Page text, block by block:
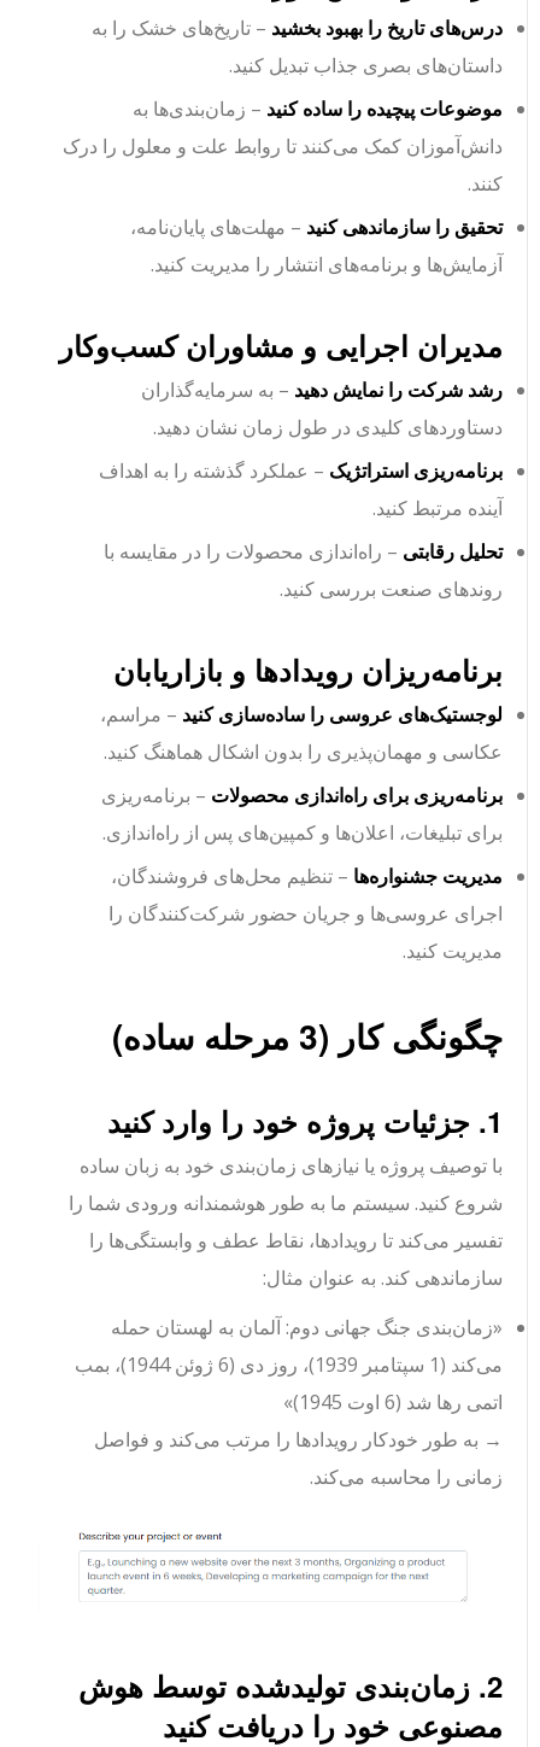
درس‌های تاریخ را بهبود بخشید– تاریخ‌های خشک را به
داستان‌های بصری جذاب تبدیل کنید.
موضوعات پیچیده را ساده کنید– زمان‌بندی‌ها به
دانش‌آموزان کمک می‌کنند تا روابط علت و معلول را درک
کنند.
تحقیق را سازماندهی کنید– مهلت‌های پایان‌نامه،
آزمایش‌ها و برنامه‌های انتشار را مدیریت کنید.
مدیران اجرایی و مشاوران کسب‌وکار
رشد شرکت را نمایش دهید– به سرمایه‌گذاران
دستاوردهای کلیدی در طول زمان نشان دهید.
برنامه‌ریزی استراتژیک– عملکرد گذشته را به اهداف
آینده مرتبط کنید.
تحلیل رقابتی– راه‌اندازی محصولات را در مقایسه با
روندهای صنعت بررسی کنید.
برنامه‌ریزان رویدادها و بازاریابان
لوجستیک‌های عروسی را ساده‌سازی کنید– مراسم،
عکاسی و مهمان‌پذیری را بدون اشکال هماهنگ کنید.
برنامه‌ریزی برای راه‌اندازی محصولات– برنامه‌ریزی
برای تبلیغات، اعلان‌ها و کمپین‌های پس از راه‌اندازی.
مدیریت جشنواره‌ها– تنظیم محل‌های فروشندگان،
اجرای عروسی‌ها و جریان حضور شرکت‌کنندگان را
مدیریت کنید.
چگونگی کار (3 مرحله ساده)
با توصیف پروژه یا نیازهای زمان‌بندی خود به زبان ساده
شروع کنید. سیستم ما به طور هوشمندانه ورودی شما را
تفسیر می‌کند تا رویدادها، نقاط عطف و وابستگی‌ها را
سازماندهی کند. به عنوان مثال:
«زمان‌بندی جنگ جهانی دوم: آلمان به لهستان حمله
می‌کند (1 سپتامبر 1939)، روز دی (6 ژوئن 1944)، بمب
اتمی رها شد (6 اوت 1945)»
→ به طور خودکار رویدادها را مرتب می‌کند و فواصل
زمانی را محاسبه می‌کند.
2. زمان‌بندی تولیدشده توسط هوش
مصنوعی خود را دریافت کنید